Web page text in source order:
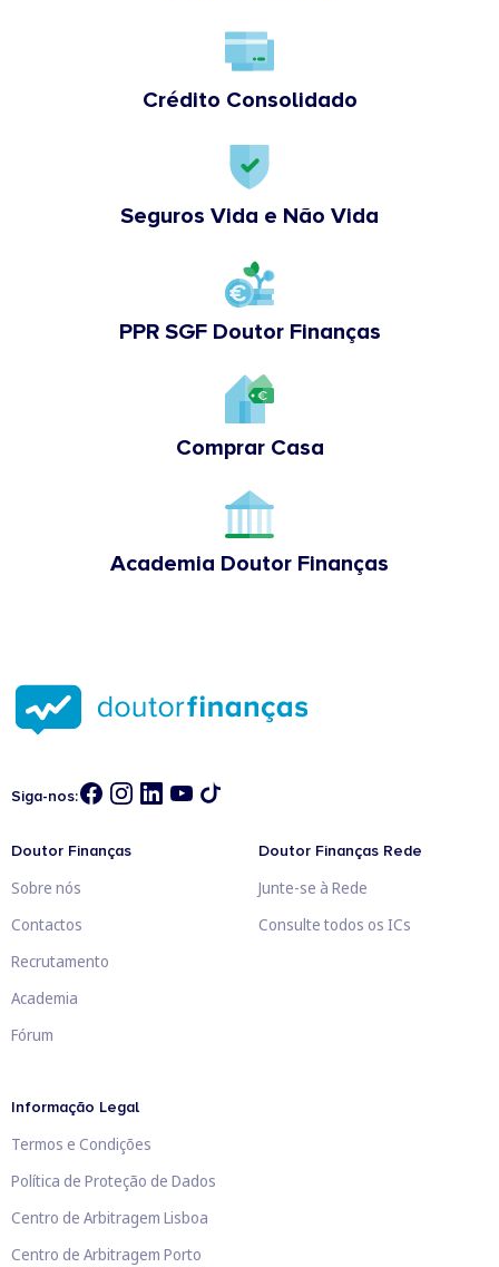
Crédito Consolidado
Seguros Vida e Não Vida
PPR SGF Doutor Finanças
Comprar Casa
Academia Doutor Finanças
Siga-nos:
Doutor Finanças
Sobre nós
Contactos
Recrutamento
Academia
Fórum
Doutor Finanças Rede
Junte-se à Rede
Consulte todos os ICs
Informação Legal
Termos e Condições
Política de Proteção de Dados
Centro de Arbitragem Lisboa
Centro de Arbitragem Porto